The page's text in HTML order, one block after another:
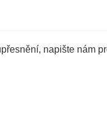
napište nám